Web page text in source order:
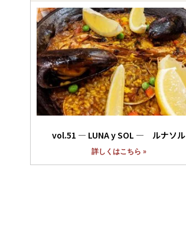
vol.51 ― LUNA y SOL ― ルナソル
詳しくはこちら »